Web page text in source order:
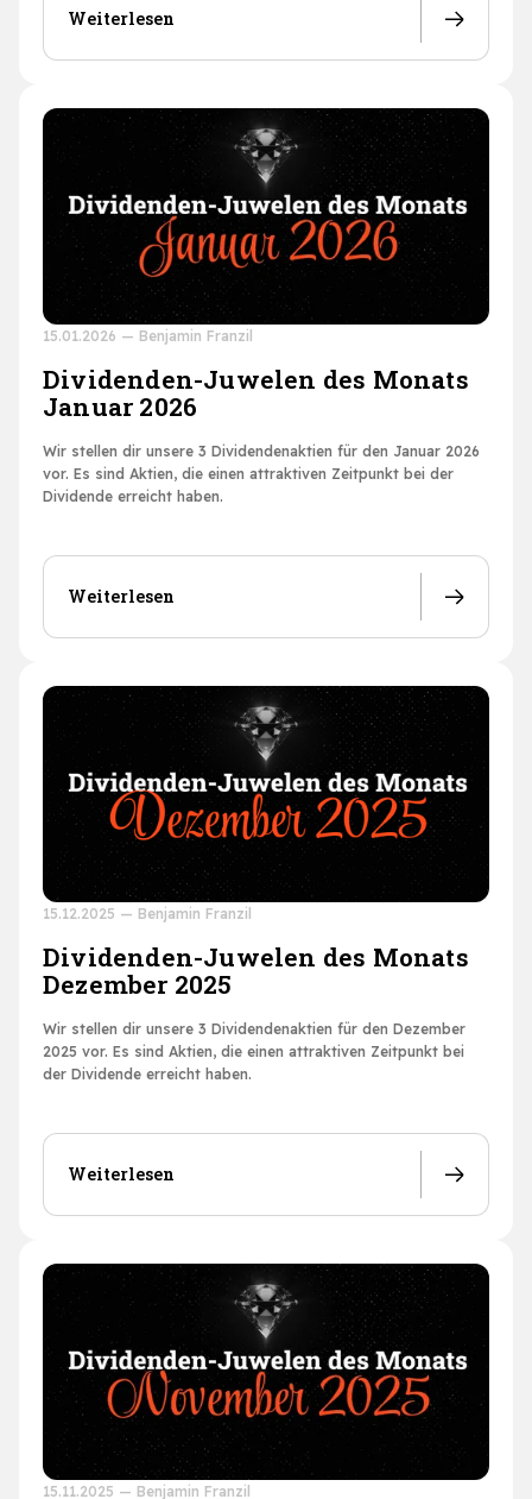
Weiterlesen
15.01.2026 — Benjamin Franzil
Dividenden-Juwelen des Monats
Januar 2026
Wir stellen dir unsere 3 Dividendenaktien für den Januar 2026
vor. Es sind Aktien, die einen attraktiven Zeitpunkt bei der
Dividende erreicht haben.
Weiterlesen
15.12.2025 — Benjamin Franzil
Dividenden-Juwelen des Monats
Dezember 2025
Wir stellen dir unsere 3 Dividendenaktien für den Dezember
2025 vor. Es sind Aktien, die einen attraktiven Zeitpunkt bei
der Dividende erreicht haben.
Weiterlesen
15.11.2025 — Benjamin Franzil